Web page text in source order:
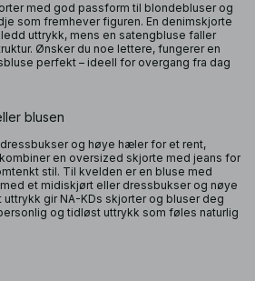
med god passform til blondebluser og
som fremhever figuren. En denimskjorte
uttrykk, mens en satengbluse faller
Ønsker du noe lettere, fungerer en
perfekt – ideell for overgang fra dag
blusen
og høye hæler for et rent,
en oversized skjorte med jeans for
stil. Til kvelden er en bluse med
et midiskjørt eller dressbukser og nøye
uttrykk gir NA-KDs skjorter og bluser deg
og tidløst uttrykk som føles naturlig